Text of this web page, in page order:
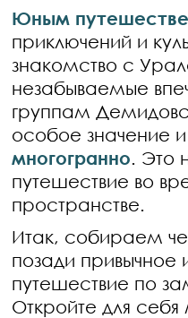
Юным
приключений и
знакомство с
незабываемые
группам
особое значение
многогранно. Это
путешествие во
пространстве.
Итак, собираем
позади привычное
путешествие по
Откройте для